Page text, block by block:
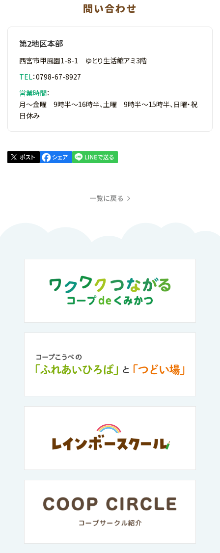
問い合わせ
第2地区本部
西宮市甲風園1-8-1 ゆとり生活館アミ3階
TEL：0798-67-8927
営業時間：
月～金曜 9時半～16時半、土曜 9時半～15時半、日曜・祝
日休み
一覧に戻る